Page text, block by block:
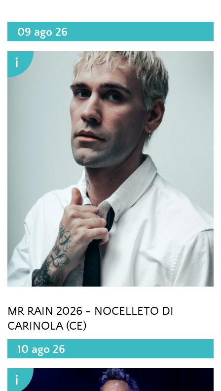
09 ago 26
i
MR RAIN 2026 - NOCELLETO DI
CARINOLA (CE)
10 ago 26
i